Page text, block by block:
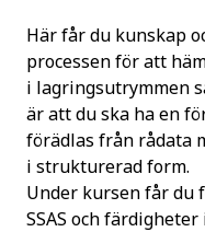
Här får du kunskap
processen för att
i lagringsutrymmen
är att du ska ha en
förädlas från rådata
i strukturerad form.
Under kursen får du
SSAS och